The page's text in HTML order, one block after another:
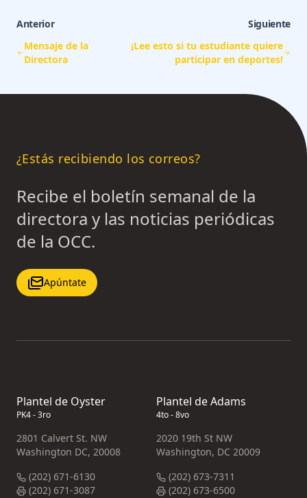
Anterior
Mensaje de la
Directora
Siguiente
¡Lee esto si tu estudiante quiere
participar en deportes!
¿Estás recibiendo los correos?
Recibe el boletín semanal de la
directora y las noticias periódicas
de la OCC.
Apúntate
Plantel de Oyster
PK4 - 3ro
2801 Calvert St. NW
Washington DC, 20008
(202) 671-6130
(202) 671-3087
Plantel de Adams
4to - 8vo
2020 19th St NW
Washington, DC 20009
(202) 673-7311
(202) 673-6500